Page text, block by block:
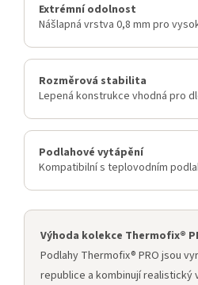
Extrémní odolnost
Nášlapná vrstva 0,8 mm pro
Rozměrová stabilita
Lepená konstrukce vhodná pro
Podlahové vytápění
Kompatibilní s teplovodním
Výhoda kolekce Thermofix®
Podlahy Thermofix® PRO jsou
republice a kombinují realistický